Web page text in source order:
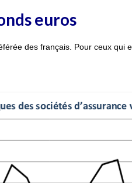
euros
des français. Pour ceux